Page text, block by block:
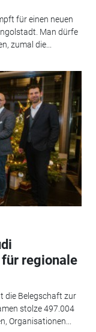
für einen neuen
Man dürfe
zumal die...
regionale
die Belegschaft zur
stolze 497.004
Organisationen...